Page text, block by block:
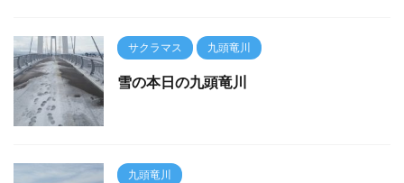
サクラマス 九頭竜川
雪の本日の九頭竜川
九頭竜川